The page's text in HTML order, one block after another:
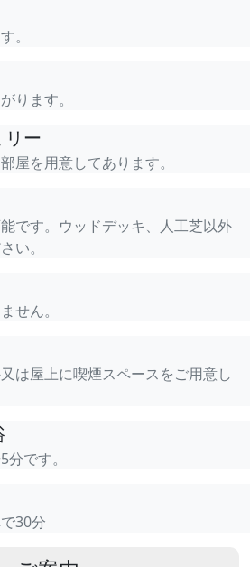
。
ります。
ー
屋を用意してあります。
です。ウッドデッキ、人工芝以外
い。
せん。
は屋上に喫煙スペースをご用意し
です。
30分